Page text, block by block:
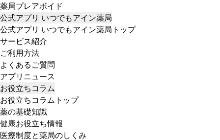
薬局プレアボイド
公式アプリ いつでもアイン薬局
公式アプリ いつでもアイン薬局トップ
サービス紹介
ご利用方法
よくあるご質問
アプリニュース
お役立ちコラム
お役立ちコラムトップ
薬の基礎知識
健康お役立ち情報
医療制度と薬局のしくみ